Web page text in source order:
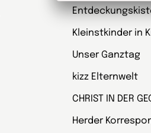
Kleinstkinder in
Unser Ganztag
kizz Elternwelt
CHRIST IN DER
Herder